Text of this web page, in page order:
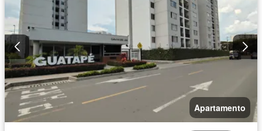
Apartamento